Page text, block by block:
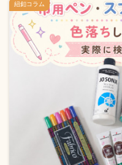
紐釦コラム